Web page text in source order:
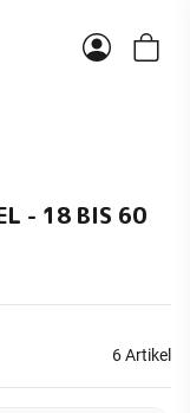
- 18 BIS 60
6 Artikel